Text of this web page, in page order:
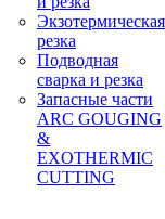
Экзотермическая
резка
Подводная
сварка и резка
Запасные части
ARC GOUGING
&
EXOTHERMIC
CUTTING